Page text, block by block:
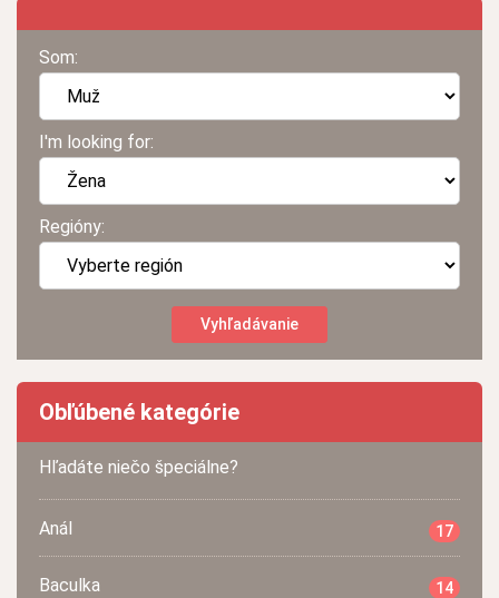
Som:
I'm looking for:
Regióny:
Obľúbené kategórie
Hľadáte niečo špeciálne?
Anál 17
Baculka 14